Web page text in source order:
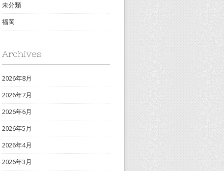
未分類
福岡
Archives
2026年8月
2026年7月
2026年6月
2026年5月
2026年4月
2026年3月